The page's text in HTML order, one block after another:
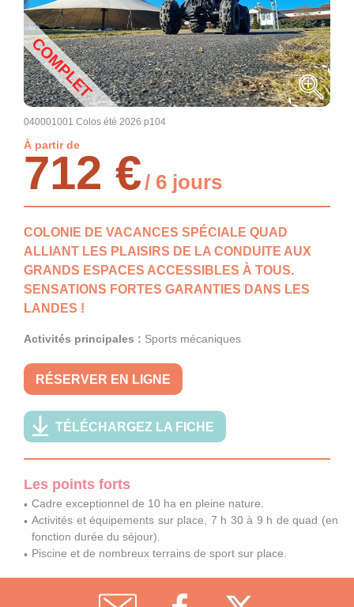
COMPLET
040001001 Colos été 2026 p104
À partir de
712 €/ 6 jours
COLONIE DE VACANCES SPÉCIALE QUAD
ALLIANT LES PLAISIRS DE LA CONDUITE AUX
GRANDS ESPACES ACCESSIBLES À TOUS.
SENSATIONS FORTES GARANTIES DANS LES
LANDES !
Activités principales : Sports mécaniques
RÉSERVER EN LIGNE
TÉLÉCHARGEZ LA FICHE
Les points forts
Cadre exceptionnel de 10 ha en pleine nature.
Activités et équipements sur place, 7 h 30 à 9 h de quad (en
fonction durée du séjour).
Piscine et de nombreux terrains de sport sur place.